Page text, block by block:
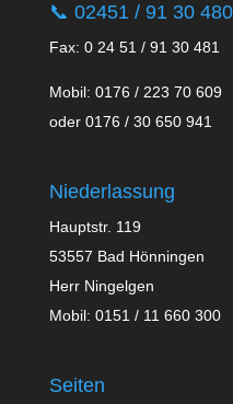
📞 02451 / 91 30 480
Fax: 0 24 51 / 91 30 481
Mobil: 0176 / 223 70 609
oder 0176 / 30 650 941
Niederlassung
Hauptstr. 119
53557 Bad Hönningen
Herr Ningelgen
Mobil: 0151 / 11 660 300
Seiten